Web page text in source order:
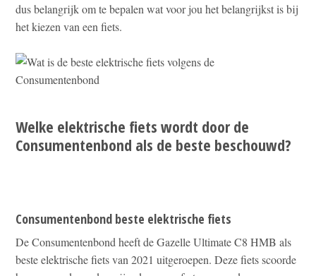
dus belangrijk om te bepalen wat voor jou het belangrijkst is bij
het kiezen van een fiets.
Welke elektrische fiets wordt door de
Consumentenbond als de beste beschouwd?
Consumentenbond beste elektrische fiets
De Consumentenbond heeft de Gazelle Ultimate C8 HMB als
beste elektrische fiets van 2021 uitgeroepen. Deze fiets scoorde